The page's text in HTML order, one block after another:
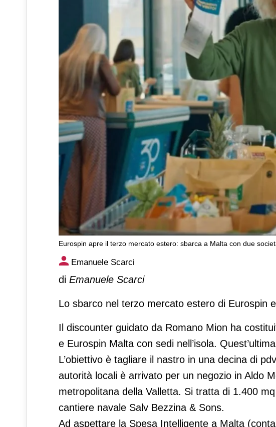
Eurospin apre il terzo mercato estero: sbarca a Malta con due
Eurospin apre il terzo mercato
Emanuele Scarci
di Emanuele Scarci
Lo sbarco nel terzo mercato estero di Eurospin
Il discounter guidato da Romano Mion ha
e Eurospin Malta con sedi nell’isola.
L’obiettivo è tagliare il nastro in una decina di
autorità locali è arrivato per un negozio in Aldo
metropolitana della Valletta. Si tratta di 1.400
cantiere navale Salv Bezzina & Sons.
Ad aspettare la Spesa Intelligente a Malta